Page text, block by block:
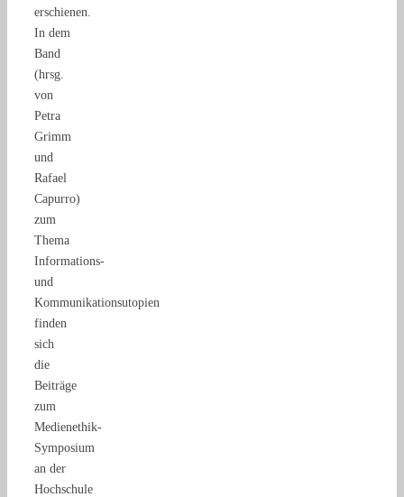
erschienen.
In dem
Band
(hrsg.
von
Petra
Grimm
und
Rafael
Capurro)
zum
Thema
Informations-
und
Kommunikationsutopien
finden
sich
die
Beiträge
zum
Medienethik-
Symposium
an der
Hochschule